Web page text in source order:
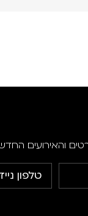
והאירועים